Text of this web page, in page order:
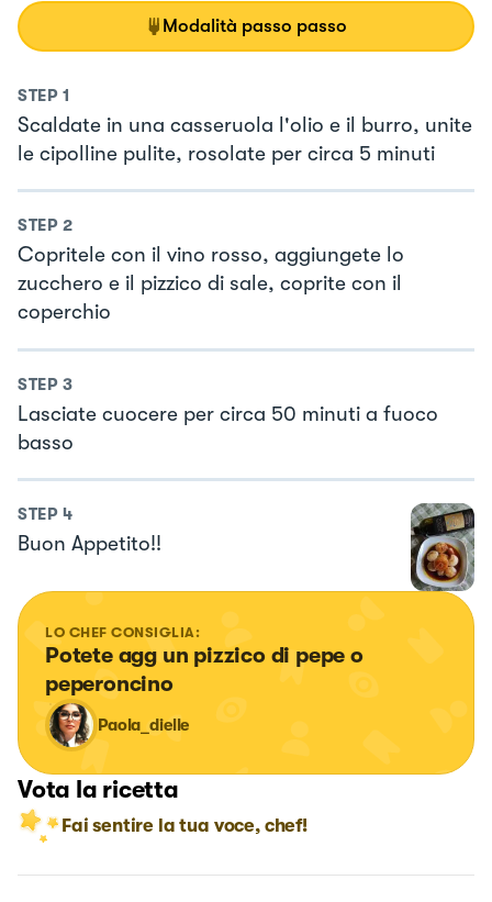
Modalità passo passo
STEP 1
Scaldate in una casseruola l'olio e il burro, unite
le cipolline pulite, rosolate per circa 5 minuti
STEP 2
Copritele con il vino rosso, aggiungete lo
zucchero e il pizzico di sale, coprite con il
coperchio
STEP 3
Lasciate cuocere per circa 50 minuti a fuoco
basso
STEP 4
Buon Appetito!!
LO CHEF CONSIGLIA:
Potete agg un pizzico di pepe o
peperoncino
Paola_dielle
Vota la ricetta
Fai sentire la tua voce, chef!